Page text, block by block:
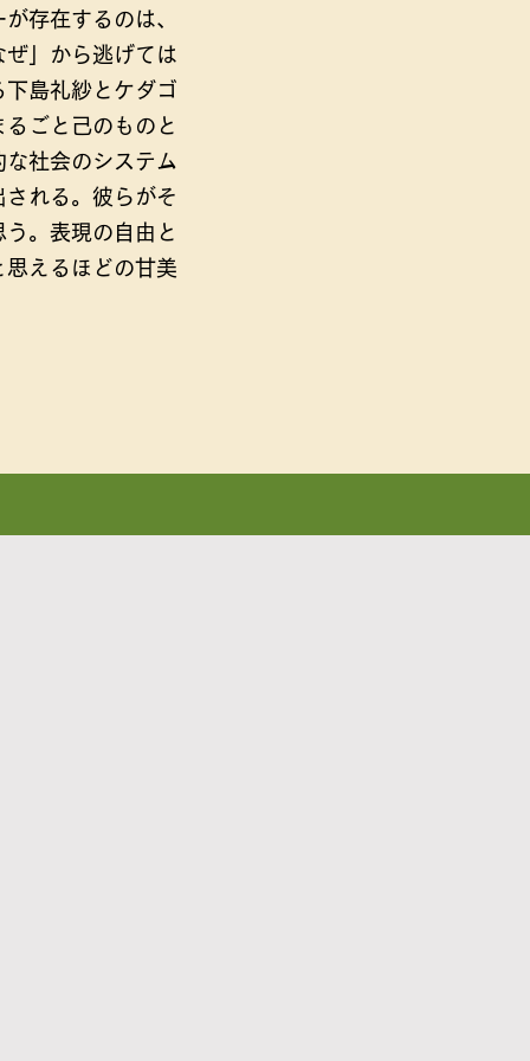
存在するのは、
」から逃げては
島礼紗とケダゴ
ごと己のものと
社会のシステム
れる。彼らがそ
。表現の自由と
えるほどの甘美